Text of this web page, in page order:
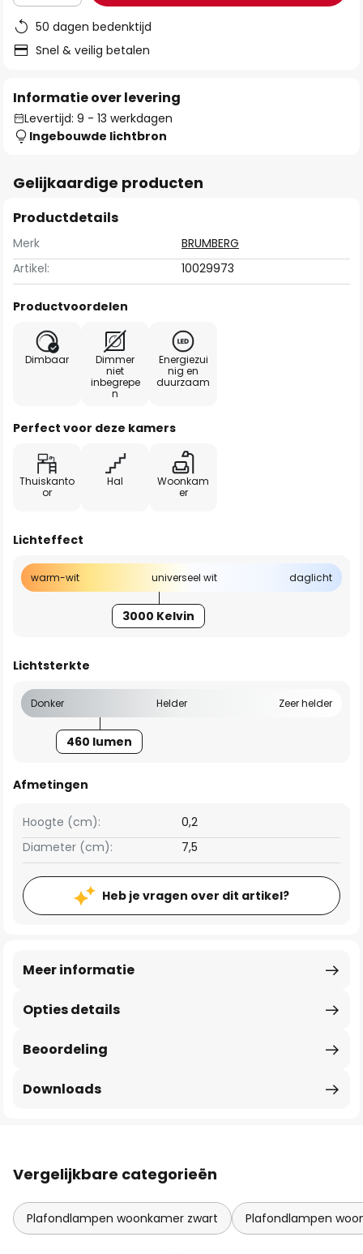
50 dagen bedenktijd
Snel & veilig betalen
Informatie over levering
Levertijd: 9 - 13 werkdagen
Ingebouwde lichtbron
Gelijkaardige producten
Productdetails
Merk
BRUMBERG
Artikel:
10029973
Productvoordelen
Dimbaar
Dimmer
niet
inbegrepe
n
Energiezui
nig en
duurzaam
Perfect voor deze kamers
Thuiskanto
or
Hal
Woonkam
er
Lichteffect
warm-wit universeel wit daglicht
3000 Kelvin
Lichtsterkte
Donker Helder Zeer helder
460 lumen
Afmetingen
Hoogte (cm):
0,2
Diameter (cm):
7,5
Heb je vragen over dit artikel?
Opties details
Meer informatie
Beoordeling
Downloads
Vergelijkbare categorieën
Plafondlampen woonkamer zwart Plafondlampen